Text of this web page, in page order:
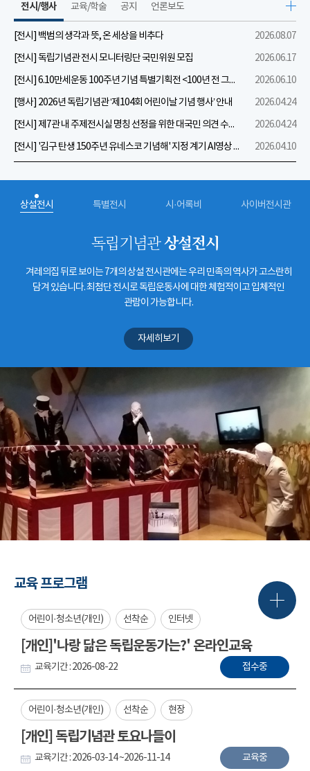
전시/행사
[전시] 백범의 생각과 뜻, 온 세상을 비추다
2026.08.07
[전시] 독립기념관 전시 모니터링단 국민위원 모집
2026.06.17
[전시] 6.10만세운동 100주년 기념 특별기획전 <100년 전 그날을 보다: 6.10만세운동>
2026.06.10
[행사] 2026년 독립기념관 ‘제104회 어린이날 기념 행사’ 안내
2026.04.24
[전시] 제7관 내 주제전시실 명칭 선정을 위한 대국민 의견 수렴 실시
2026.04.24
[전시] '김구 탄생 150주년 유네스코 기념해' 지정 계기 AI영상 국민공모 개최 안내
2026.04.10
교육/학술 공지 언론보도
상설전시 특별전시 시·어록비 사이버전시관
독립기념관상설전시
겨레의집 뒤로 보이는 7개의 상설 전시관에는 우리 민족의 역사가 고스란히
담겨 있습니다. 최첨단 전시로 독립운동사에 대한 체험적이고 입체적인
관람이 가능합니다.
자세히보기
교육 프로그램
어린이·청소년(개인) 선착순 인터넷
[개인]'나랑 닮은 독립운동가는?' 온라인교육
교육기간 : 2026-08-22 접수중
어린이·청소년(개인) 선착순 현장
[개인] 독립기념관 토요나들이
교육기간 : 2026-03-14 ~2026-11-14 교육중